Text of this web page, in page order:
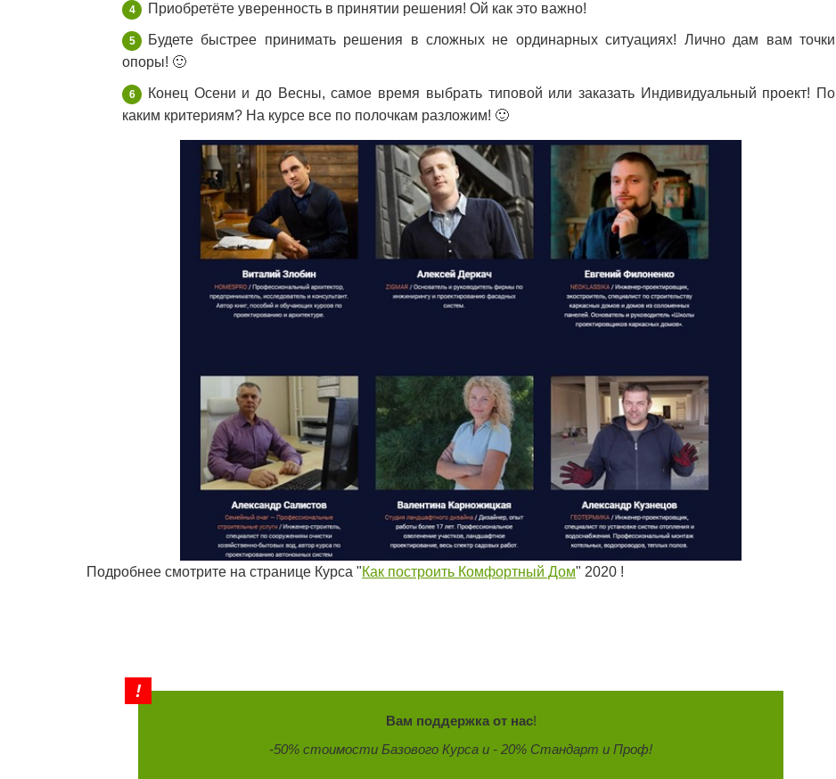
Приобретёте уверенность в принятии решения! Ой как это важно!
Будете быстрее принимать решения в сложных не ординарных ситуациях! Лично дам вам точки
опоры! 🙂
Конец Осени и до Весны, самое время выбрать типовой или заказать Индивидуальный проект! По
каким критериям? На курсе все по полочкам разложим! 🙂
Подробнее смотрите на странице Курса "Как построить Комфортный Дом" 2020 !
Вам поддержка от нас!
-50% стоимости Базового Курса и - 20% Стандарт и Проф!